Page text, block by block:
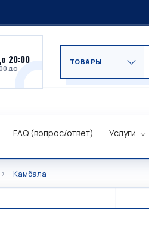
20:00
до
FAQ (вопрос/ответ) Услуги
Камбала